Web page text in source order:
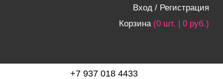
Вход / Регистрация
Корзина (0 шт. | 0 руб.)
+7 937 018 4433